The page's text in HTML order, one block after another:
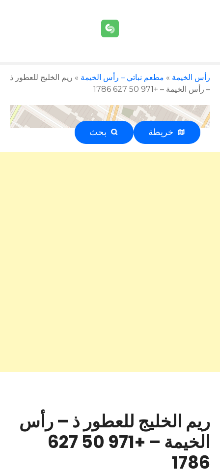
رأس الخيمة » مطعم نباتي – رأس الخيمة » ريم الخليج للعطور ذ
– رأس الخيمة – +971 50 627 1786
خريطة بحثإعلان
ريم الخليج للعطور ذ – رأس
الخيمة – +971 50 627
1786